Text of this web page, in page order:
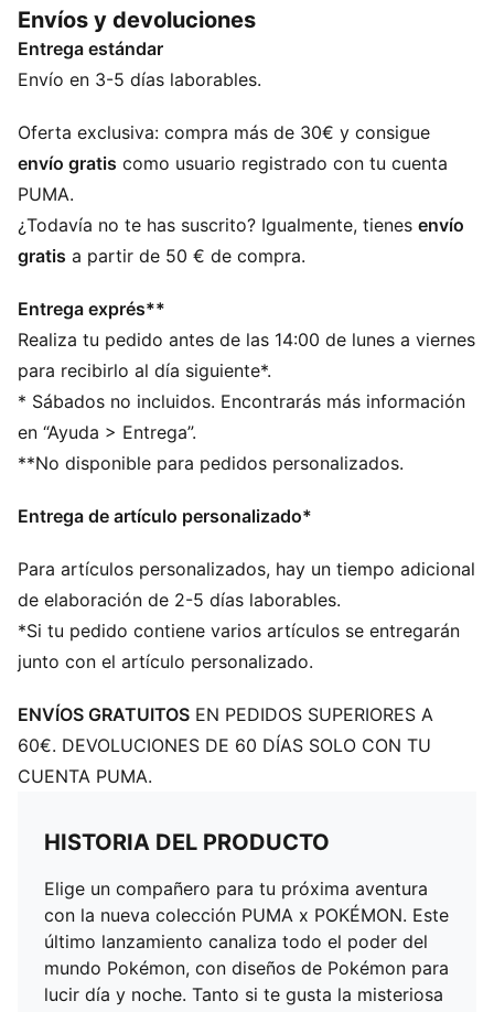
Umbreon como si lo tuyo es el espíritu electrizante de
Pikachu, hay zapatillas para los gustos de cada
entrenador. Estas zapatillas llevan los estampados de
Mostro. Se completan con un llavero de Espeon.
DETALLES
Ancho: estándar
Cierre: cordones elásticos y cierre de gancho y bucle
Pieza de sujeción con el logotipo PUMA Cat en el
Tipo de talón: plano
Plantilla suave con detalles de la marca de la
colaboración
Estampados de Espeon
Llavero de Espeon
Envíos y devoluciones
Entrega estándar
Envío en 3-5 días laborables.
Oferta exclusiva: compra más de 30€ y consigue
envío gratis como usuario registrado con tu cuenta
PUMA.
¿Todavía no te has suscrito? Igualmente, tienes envío
gratis a partir de 50 € de compra.
Entrega exprés**
Realiza tu pedido antes de las 14:00 de lunes a viernes
para recibirlo al día siguiente*.
* Sábados no incluidos. Encontrarás más información
en “Ayuda > Entrega”.
**No disponible para pedidos personalizados.
Entrega de artículo personalizado*
Para artículos personalizados, hay un tiempo adicional
de elaboración de 2-5 días laborables.
*Si tu pedido contiene varios artículos se entregarán
junto con el artículo personalizado.
ENVÍOS GRATUITOS EN PEDIDOS SUPERIORES A
60€. DEVOLUCIONES DE 60 DÍAS SOLO CON TU
CUENTA PUMA.
HISTORIA DEL PRODUCTO
Elige un compañero para tu próxima aventura
con la nueva colección PUMA x POKÉMON. Este
último lanzamiento canaliza todo el poder del
mundo Pokémon, con diseños de Pokémon para
lucir día y noche. Tanto si te gusta la misteriosa